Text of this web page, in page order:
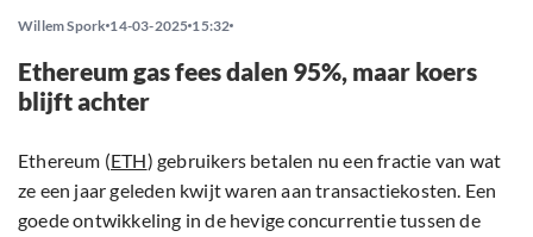
Willem Spork 14-03-2025 15:32
Ethereum gas fees dalen 95%, maar koers
blijft achter
Ethereum (ETH) gebruikers betalen nu een fractie van wat
ze een jaar geleden kwijt waren aan transactiekosten. Een
goede ontwikkeling in de hevige concurrentie tussen de